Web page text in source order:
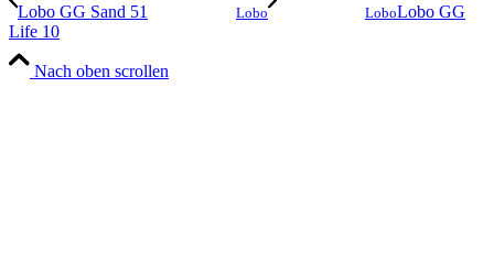
Lobo GG Sand 51 Lobo LoboLobo GG
Life 10
Nach oben scrollen